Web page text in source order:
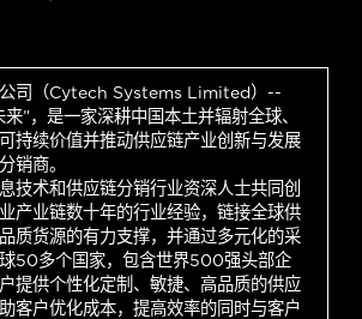
公司（Cytech Systems Limited）--
”，是一家深耕中国本土并辐射全球、
持续价值并推动供应链产业创新与发展
销商。
技术和供应链分销行业资深人士共同创
产业链数十年的行业经验，链接全球供
质货源的有力支撑，并通过多元化的采
50多个国家，包含世界500强头部企
提供个性化定制、敏捷、高品质的供应
客户优化成本，提高效率的同时与客户